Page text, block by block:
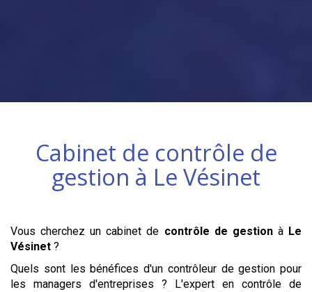
Cabinet de contrôle de
gestion à Le Vésinet
Vous cherchez un cabinet de contrôle de gestionà Le
Vésinet ?
Quels sont les bénéfices d'un contrôleur de gestion pour
les managers d'entreprises ? L'expert en contrôle de